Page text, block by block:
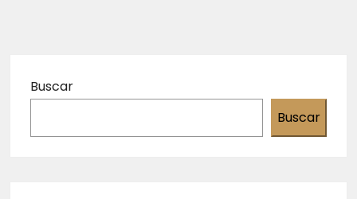
Buscar
Buscar